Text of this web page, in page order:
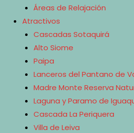
Áreas de Relajación
Atractivos
Cascadas Sotaquirá
Alto Siome
Paipa
Lanceros del Pantano de
Madre Monte Reserva
Laguna y Paramo de
Cascada La Periquera
Villa de Leiva